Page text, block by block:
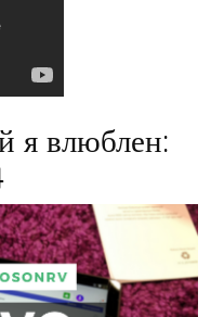
я влюблен: